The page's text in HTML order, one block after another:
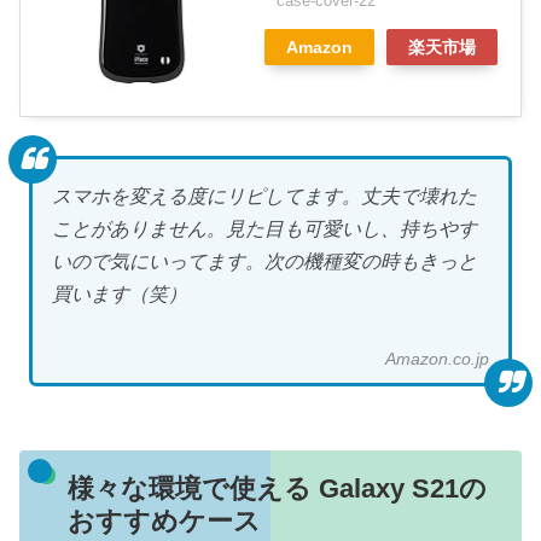
Amazon 楽天市場
スマホを変える度にリピしてます。丈夫で壊れた
ことがありません。見た目も可愛いし、持ちやす
いので気にいってます。次の機種変の時もきっと
買います（笑）
Amazon.co.jp
様々な環境で使える Galaxy S21の
おすすめケース